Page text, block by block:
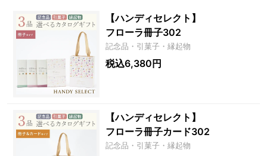
【ハンディセレクト】
フローラ冊子302
記念品・引菓子・縁起物
税込6,380円
【ハンディセレクト】
フローラ冊子カード302
記念品・引菓子・縁起物